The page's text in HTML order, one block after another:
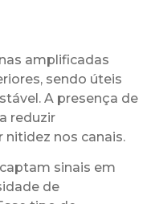
amplificadas
sendo úteis
A presença de
reduzir
nitidez nos canais.
sinais em
de